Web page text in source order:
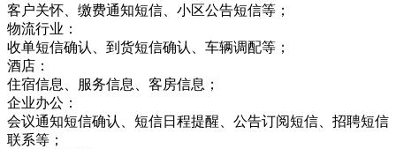
客户关怀、缴费通知短信、小区公告短信等；
物流行业：
收单短信确认、到货短信确认、车辆调配等；
酒店：
住宿信息、服务信息、客房信息；
企业办公：
会议通知短信确认、短信日程提醒、公告订阅短信、招聘短信
联系等；